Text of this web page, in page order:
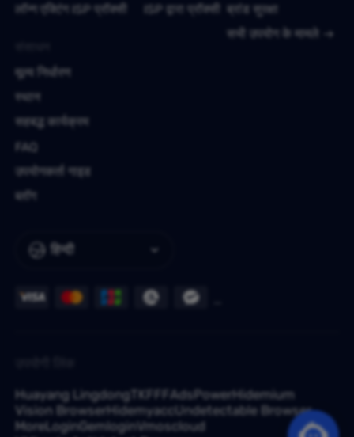
हिन्दी
लॉन्ग एक्टिंग ISP प्रॉक्सी
ISP द्वारा प्रॉक्सी
ब्रांड सुरक्षा
सभी उपयोग के मामले
मूल्य निर्धारण
स्थान
सहबद्ध कार्यक्रम
FAQ
उपयोगकर्ता गाइड
ब्लॉग
Huayang Lingdong TKFFF AdsPowerHidemium
Vision BrowserHidemyaccUndetectable Browser
MoreLoginGemloginVmoscloud